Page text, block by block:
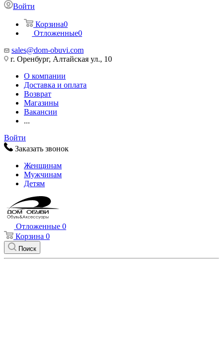
Войти
Корзина0
Отложенные0
sales@dom-obuvi.com
г. Оренбург, Алтайская ул., 10
О компании
Доставка и оплата
Возврат
Магазины
Вакансии
...
Войти
Заказать звонок
Женщинам
Мужчинам
Детям
Отложенные 0
Корзина 0
Поиск